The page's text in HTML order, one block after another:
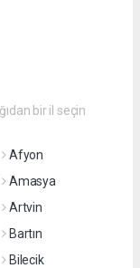
bir il seçin
Afyon
Amasya
Artvin
Bartın
Bilecik